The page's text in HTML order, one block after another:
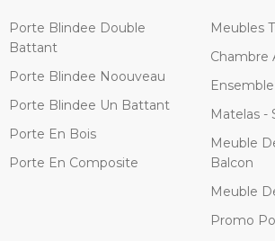
Porte Blindee Double
Battant
Porte Blindee Noouveau
Porte Blindee Un Battant
Porte En Bois
Porte En Composite
Meubles
Chambre
Matelas -
Meuble
Balcon
Meuble
Promo